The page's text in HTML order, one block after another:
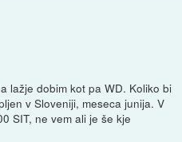
lažje dobim kot pa WD. Koliko bi
v Sloveniji, meseca junija. V
SIT, ne vem ali je še kje